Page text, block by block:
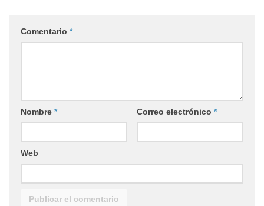
Comentario *
Nombre * Correo electrónico *
Web